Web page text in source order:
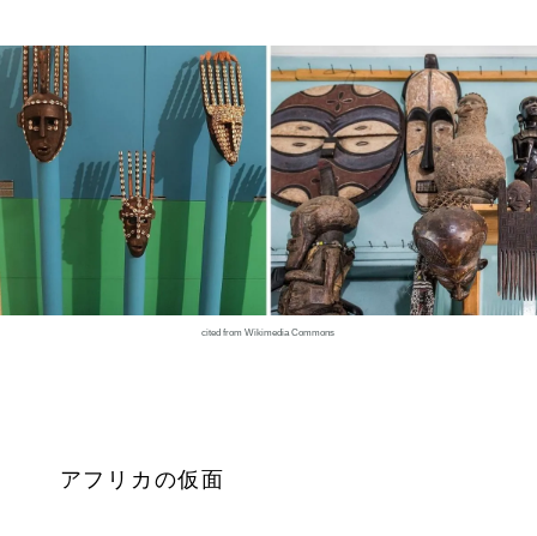
cited from Wikimedia Commons
アフリカの仮面